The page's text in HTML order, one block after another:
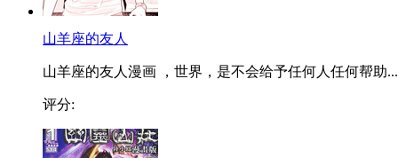
山羊座的友人
山羊座的友人漫画 ，世界，是不会给予任何人任何帮助...
评分: